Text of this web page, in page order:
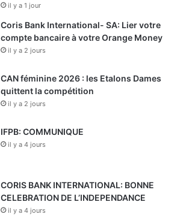
il y a 1 jour
Coris Bank International- SA: Lier votre
compte bancaire à votre Orange Money
il y a 2 jours
CAN féminine 2026 : les Etalons Dames
quittent la compétition
il y a 2 jours
IFPB: COMMUNIQUE
il y a 4 jours
CORIS BANK INTERNATIONAL: BONNE
CELEBRATION DE L’INDEPENDANCE
il y a 4 jours